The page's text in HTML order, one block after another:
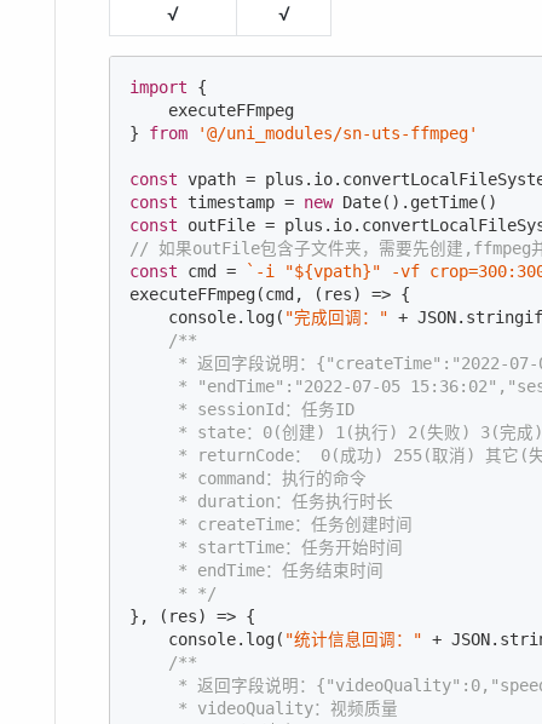
√ √
import {
    executeFFmpeg
} from '@/uni_modules/sn-uts-ffmpeg'
const vpath =
const timestamp = new Date
const outFile =
// 如果outFile包含子文件夹，需要先创建,ffmpeg
const cmd = `-i "${vpath}" -vf
executeFFmpeg(cmd, (res) => {
console.log( "完成回调：" + JSON
/**
* 返回字段说明：{"createTime":"2022-
* "endTime":"2022-07-05
     * sessionId：任务ID
     * state：0(创建) 1(执行) 2(失败) 3(完成)
* returnCode： 0(成功) 255(取消) 其它(
     * command：执行的命令
     * duration：任务执行时长
     * createTime：任务创建时间
     * startTime：任务开始时间
     * endTime：任务结束时间
     * */
}, (res) => {
console.log( "统计信息回调：" + JSON
/**
* 返回字段说明：
     * videoQuality：视频质量